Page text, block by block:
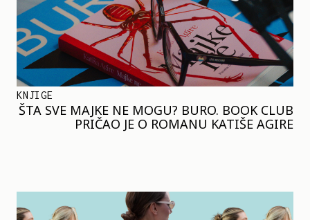
KNJIGE
ŠTA SVE MAJKE NE MOGU? BURO. BOOK CLUB
PRIČAO JE O ROMANU KATIŠE AGIRE